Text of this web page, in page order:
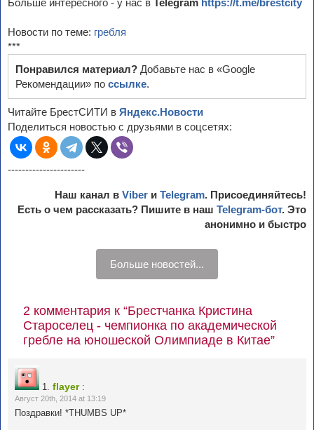
Больше интересного - у нас в Telegram https://t.me/brestcity
Новости по теме: гребля
***
Понравился материал? Добавьте нас в «Google
Рекомендации» по ссылке.
Читайте БрестСИТИ в Яндекс.Новости
Поделиться новостью с друзьями в соцсетях:
----------------------
Наш канал в Viber и Telegram. Присоединяйтесь!
Есть о чем рассказать? Пишите в наш Telegram-бот. Это
анонимно и быстро
Больше новостей...
2 комментария к “Брестчанка Кристина
Староселец - чемпионка по академической
гребле на юношеской Олимпиаде в Китае”
1. flayer:
Август 20th, 2014 at 13:19
Поздравки! *THUMBS UP*